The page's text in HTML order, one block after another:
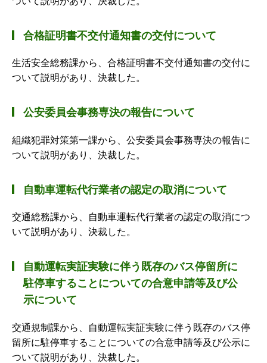
合格証明書不交付通知書の交付について
生活安全総務課から、合格証明書不交付通知書の交付に
ついて説明があり、決裁した。
公安委員会事務専決の報告について
組織犯罪対策第一課から、公安委員会事務専決の報告に
ついて説明があり、決裁した。
自動車運転代行業者の認定の取消について
交通総務課から、自動車運転代行業者の認定の取消につ
いて説明があり、決裁した。
自動運転実証実験に伴う既存のバス停留所に
駐停車することについての合意申請等及び公
示について
交通規制課から、自動運転実証実験に伴う既存のバス停
留所に駐停車することについての合意申請等及び公示に
ついて説明があり、決裁した。